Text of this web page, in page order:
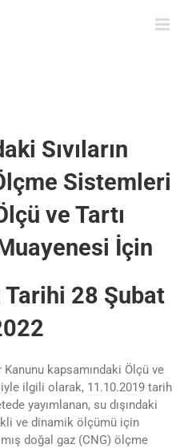
Sıvıların
Sistemleri
ve Tartı
İçin
Tarihi 28 Şubat
Kanunu kapsamındaki Ölçü ve
ilgili olarak, 11.10.2019 tarih
yayımlanan, su dışındaki
ve dinamik ölçümü için
doğal gaz (CNG) ölçme